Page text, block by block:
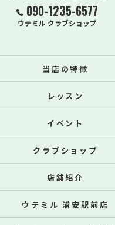
090-1235-6577
ウテミル クラブショップ
当店の特徴
レッスン
イベント
クラブショップ
店舗紹介
ウテミル 浦安駅前店